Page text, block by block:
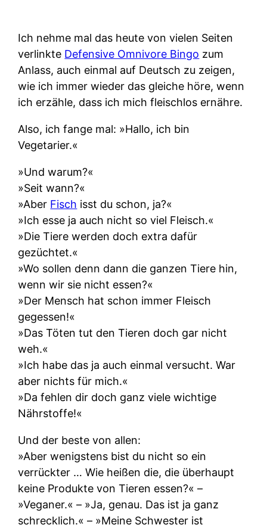
Ich nehme mal das heute von vielen Seiten
verlinkte Defensive Omnivore Bingo zum
Anlass, auch einmal auf Deutsch zu zeigen,
wie ich immer wieder das gleiche höre, wenn
ich erzähle, dass ich mich fleischlos ernähre.
Also, ich fange mal: »Hallo, ich bin
Vegetarier.«
»Und warum?«
»Seit wann?«
»Aber Fisch isst du schon, ja?«
»Ich esse ja auch nicht so viel Fleisch.«
»Die Tiere werden doch extra dafür
gezüchtet.«
»Wo sollen denn dann die ganzen Tiere hin,
wenn wir sie nicht essen?«
»Der Mensch hat schon immer Fleisch
gegessen!«
»Das Töten tut den Tieren doch gar nicht
weh.«
»Ich habe das ja auch einmal versucht. War
aber nichts für mich.«
»Da fehlen dir doch ganz viele wichtige
Nährstoffe!«
Und der beste von allen:
»Aber wenigstens bist du nicht so ein
verrückter … Wie heißen die, die überhaupt
keine Produkte von Tieren essen?« –
»Veganer.« – »Ja, genau. Das ist ja ganz
schrecklich.« – »Meine Schwester ist